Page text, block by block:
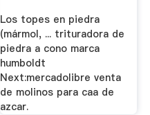
Los topes en piedra
(mármol, ... trituradora de
piedra a cono marca
humboldt
Next:mercadolibre venta
de molinos para caa de
azcar.